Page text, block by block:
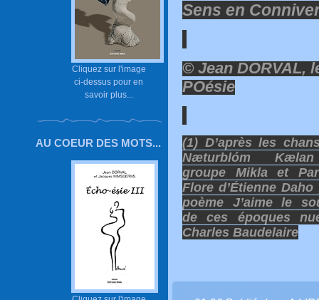
Cliquez sur l'image
ci-dessus pour en
savoir plus...
AU COEUR DES MOTS...
Sens en
© Jean DORVAL,
POésie
(1) D’après les
Næturblóm
groupe Mikla et
Flore d’Étienne
poème J’aime le
de ces époques
Charles Baudelaire